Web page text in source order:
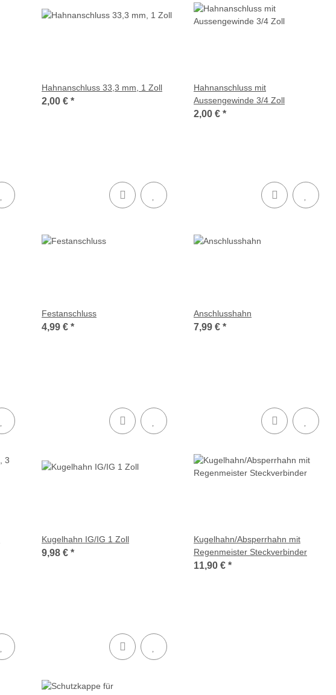
Hahnanschluss 33,3 mm, 1 Zoll
2,00 € *
Hahnanschluss mit
Aussengewinde 3/4 Zoll
2,00 € *
Festanschluss
4,99 € *
Anschlusshahn
7,99 € *
Kugelhahn IG/IG 1 Zoll
9,98 € *
Kugelhahn/Absperrhahn mit
Regenmeister Steckverbinder
11,90 € *